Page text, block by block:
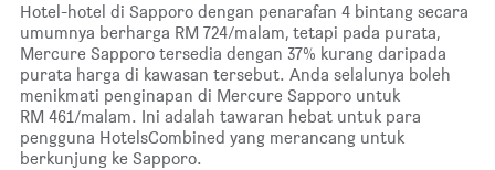
Hotel-hotel di Sapporo dengan penarafan 4 bintang secara
umumnya berharga RM 724/malam, tetapi pada purata,
Mercure Sapporo tersedia dengan 37% kurang daripada
purata harga di kawasan tersebut. Anda selalunya boleh
menikmati penginapan di Mercure Sapporo untuk
RM 461/malam. Ini adalah tawaran hebat untuk para
pengguna HotelsCombined yang merancang untuk
berkunjung ke Sapporo.